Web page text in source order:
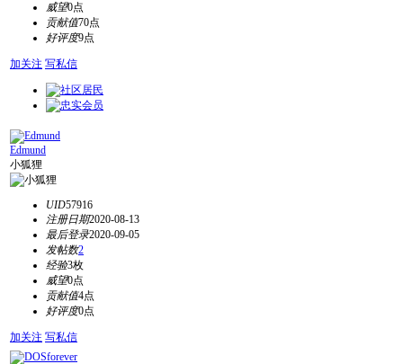
威望0点
贡献值70点
好评度9点
加关注 写私信
Edmund
小狐狸
UID57916
注册日期2020-08-13
最后登录2020-09-05
发帖数2
经验3枚
威望0点
贡献值4点
好评度0点
加关注 写私信